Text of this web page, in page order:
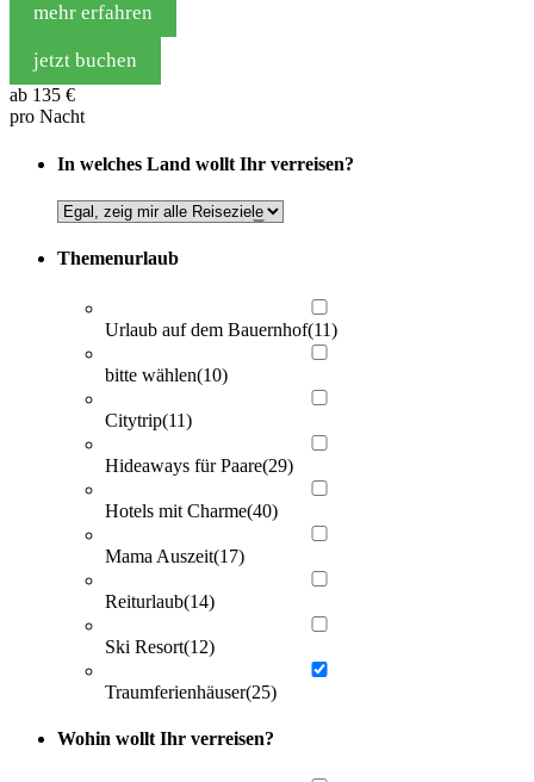
mehr erfahren
jetzt buchen
ab 135 €
pro Nacht
In welches Land wollt Ihr verreisen?
Themenurlaub
Urlaub auf dem Bauernhof(11)
bitte wählen(10)
Citytrip(11)
Hideaways für Paare(29)
Hotels mit Charme(40)
Mama Auszeit(17)
Reiturlaub(14)
Ski Resort(12)
Traumferienhäuser(25)
Wohin wollt Ihr verreisen?